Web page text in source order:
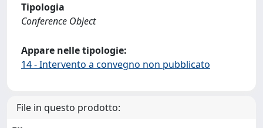
Tipologia
Conference Object
Appare nelle tipologie:
14 - Intervento a convegno non pubblicato
File in questo prodotto: